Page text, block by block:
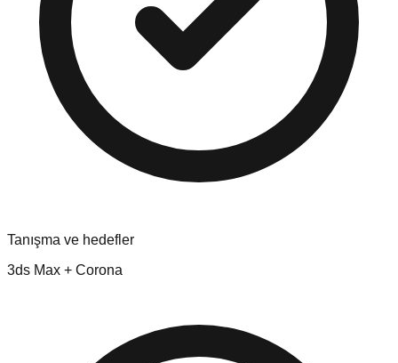
Tanışma ve hedefler
3ds Max + Corona